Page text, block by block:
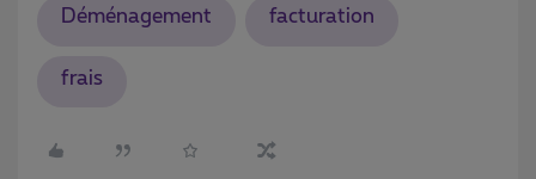
Déménagement facturation
frais